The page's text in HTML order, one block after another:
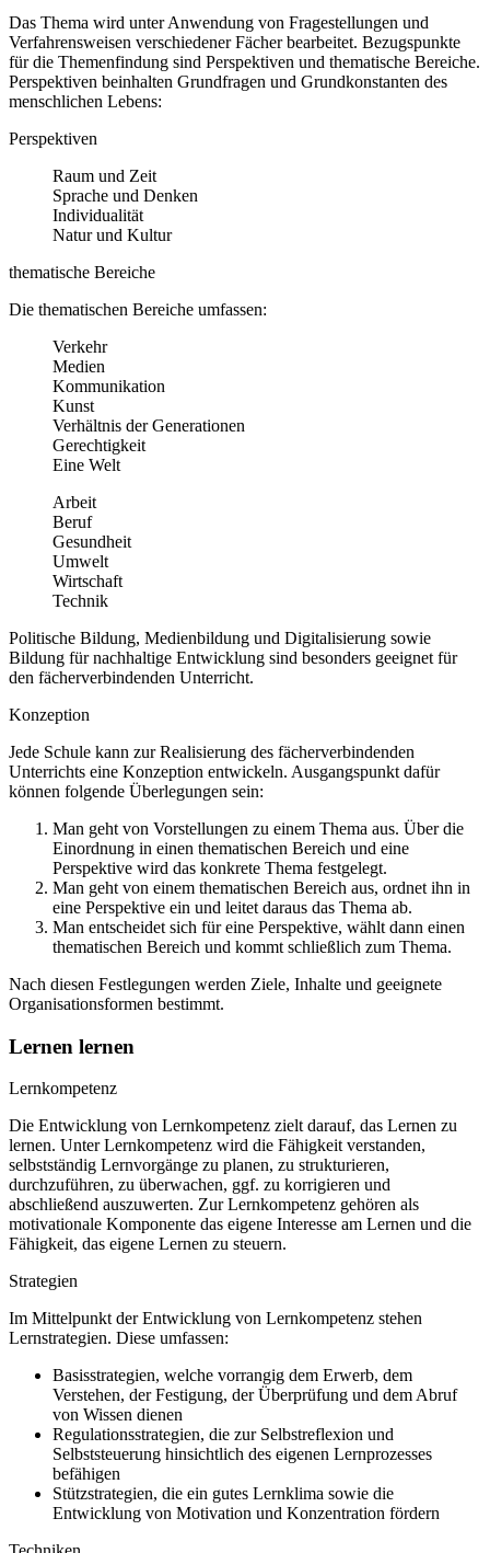
Das Thema wird unter Anwendung von Fragestellungen und
Verfahrensweisen verschiedener Fächer bearbeitet. Bezugspunkte
für die Themenfindung sind Perspektiven und thematische Bereiche.
Perspektiven beinhalten Grundfragen und Grundkonstanten des
menschlichen Lebens:
Perspektiven
Raum und Zeit
Sprache und Denken
Individualität
Natur und Kultur
thematische Bereiche
Die thematischen Bereiche umfassen:
Verkehr
Medien
Kommunikation
Kunst
Verhältnis der Generationen
Gerechtigkeit
Eine Welt
Arbeit
Beruf
Gesundheit
Umwelt
Wirtschaft
Technik
Politische Bildung, Medienbildung und Digitalisierung sowie
Bildung für nachhaltige Entwicklung sind besonders geeignet für
den fächerverbindenden Unterricht.
Konzeption
Jede Schule kann zur Realisierung des fächerverbindenden
Unterrichts eine Konzeption entwickeln. Ausgangspunkt dafür
können folgende Überlegungen sein:
Man geht von Vorstellungen zu einem Thema aus. Über die
Einordnung in einen thematischen Bereich und eine
Perspektive wird das konkrete Thema festgelegt.
Man geht von einem thematischen Bereich aus, ordnet ihn in
eine Perspektive ein und leitet daraus das Thema ab.
Man entscheidet sich für eine Perspektive, wählt dann einen
thematischen Bereich und kommt schließlich zum Thema.
Nach diesen Festlegungen werden Ziele, Inhalte und geeignete
Organisationsformen bestimmt.
Lernen lernen
Lernkompetenz
Die Entwicklung von Lernkompetenz zielt darauf, das Lernen zu
lernen. Unter Lernkompetenz wird die Fähigkeit verstanden,
selbstständig Lernvorgänge zu planen, zu strukturieren,
durchzuführen, zu überwachen, ggf. zu korrigieren und
abschließend auszuwerten. Zur Lernkompetenz gehören als
motivationale Komponente das eigene Interesse am Lernen und die
Fähigkeit, das eigene Lernen zu steuern.
Strategien
Im Mittelpunkt der Entwicklung von Lernkompetenz stehen
Lernstrategien. Diese umfassen:
Basisstrategien, welche vorrangig dem Erwerb, dem
Verstehen, der Festigung, der Überprüfung und dem Abruf
von Wissen dienen
Regulationsstrategien, die zur Selbstreflexion und
Selbststeuerung hinsichtlich des eigenen Lernprozesses
befähigen
Stützstrategien, die ein gutes Lernklima sowie die
Entwicklung von Motivation und Konzentration fördern